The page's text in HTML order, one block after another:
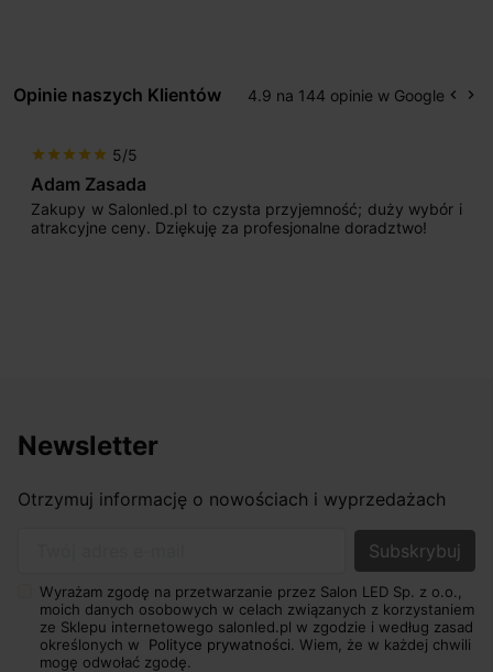
Opinie naszych Klientów 4.9 na 144 opinie w Google keyboard_arrow_left keyboard_arrow_right
star star 5/5
Zasada
w Salonled.pl to czysta przyjemność; duży wybór i
ceny. Dziękuję za profesjonalne doradztwo!
Newsletter
Otrzymuj informację o nowościach i wyprzedażach
Wyrażam zgodę na przetwarzanie przez Salon LED Sp. z o.o.,
moich danych osobowych w celach związanych z korzystaniem
ze Sklepu internetowego salonled.pl w zgodzie i według zasad
określonych w Polityce prywatności. Wiem, że w każdej chwili
mogę odwołać zgodę.